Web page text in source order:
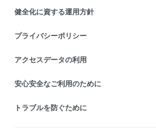
健全化に資する運用方針
プライバシーポリシー
アクセスデータの利用
安心安全なご利用のために
トラブルを防ぐために